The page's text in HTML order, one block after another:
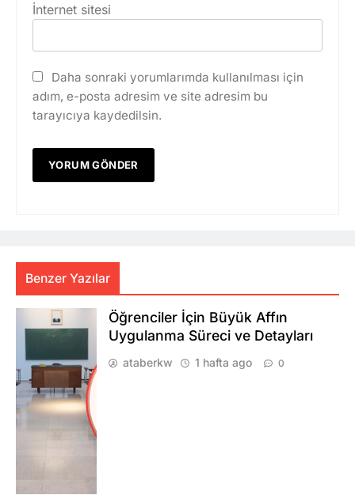
İnternet sitesi
Daha sonraki yorumlarımda kullanılması için
adım, e-posta adresim ve site adresim bu
tarayıcıya kaydedilsin.
Benzer Yazılar
Öğrenciler İçin Büyük Affın
Uygulanma Süreci ve Detayları
ataberkw 1 hafta ago 0